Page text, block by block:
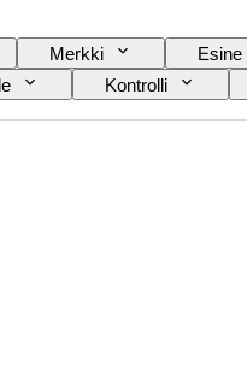
Merkki
Esine
Kontrolli